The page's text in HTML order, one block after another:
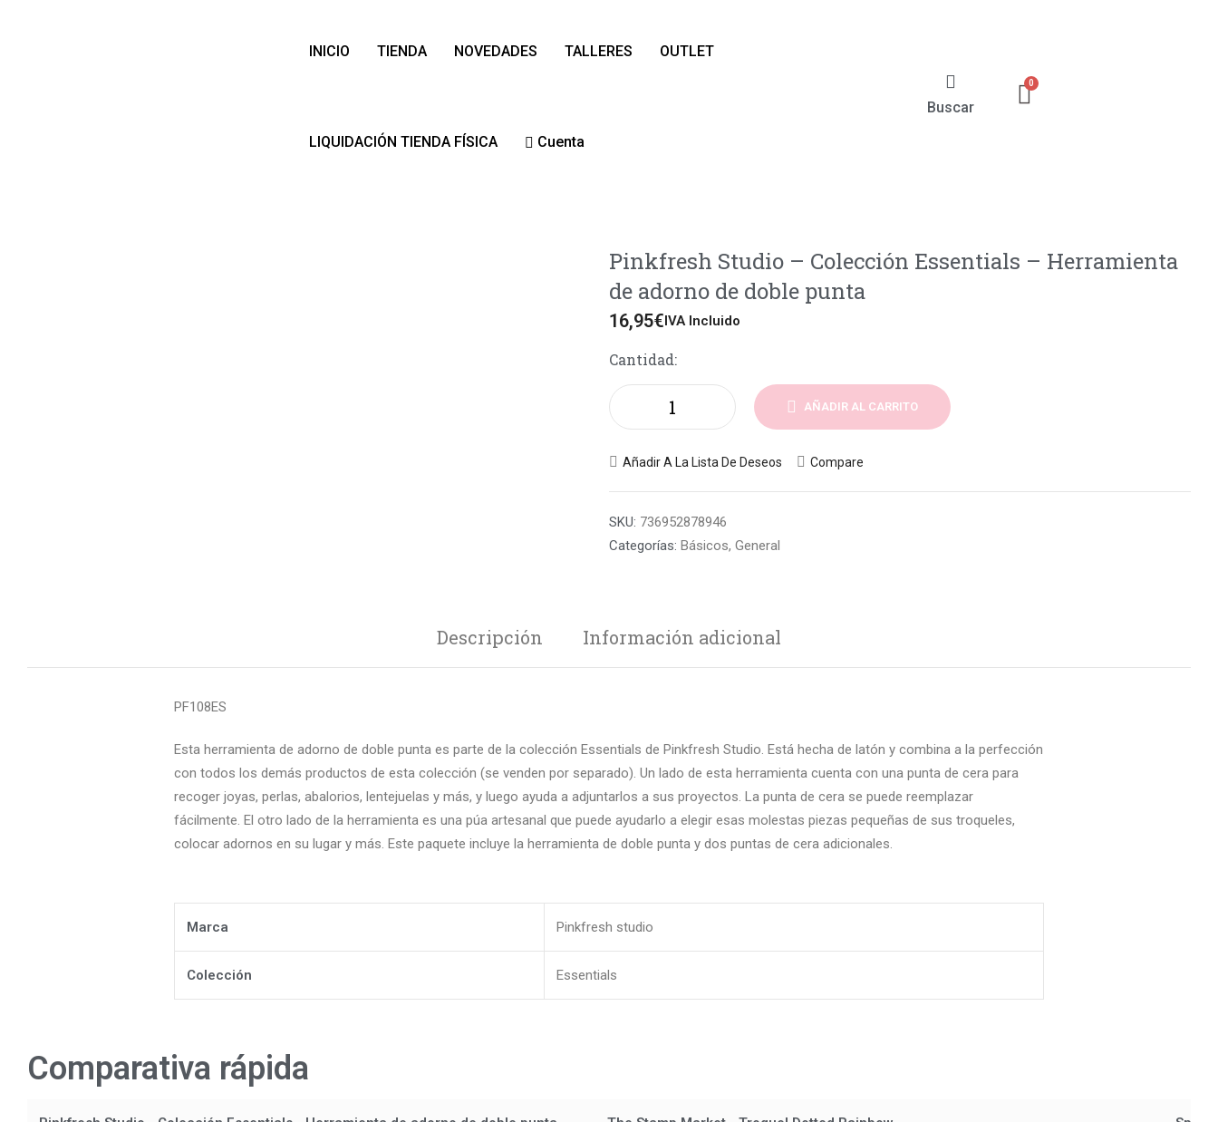
INICIO TIENDA NOVEDADES TALLERES OUTLET
LIQUIDACIÓN TIENDA FÍSICA Cuenta
Buscar
Pinkfresh Studio – Colección Essentials – Herramienta
de adorno de doble punta
16,95€IVA Incluido
Cantidad:
AÑADIR AL CARRITO
Añadir A La Lista De Deseos Compare
SKU: 736952878946
Categorías: Básicos, General
Descripción Información adicional
PF108ES
Esta herramienta de adorno de doble punta es parte de la colección Essentials de Pinkfresh Studio. Está hecha de latón y combina a la perfección
con todos los demás productos de esta colección (se venden por separado). Un lado de esta herramienta cuenta con una punta de cera para
recoger joyas, perlas, abalorios, lentejuelas y más, y luego ayuda a adjuntarlos a sus proyectos. La punta de cera se puede reemplazar
fácilmente. El otro lado de la herramienta es una púa artesanal que puede ayudarlo a elegir esas molestas piezas pequeñas de sus troqueles,
colocar adornos en su lugar y más. Este paquete incluye la herramienta de doble punta y dos puntas de cera adicionales.
Marca Pinkfresh studio
Colección Essentials
Comparativa rápida